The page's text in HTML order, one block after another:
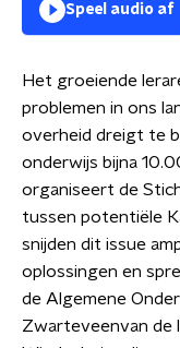
Speel audio af
Het groeiende
problemen in ons
overheid dreigt te
onderwijs bijna
organiseert de
tussen potentiële
snijden dit issue
oplossingen en
de Algemene
Zwarteveenvan de